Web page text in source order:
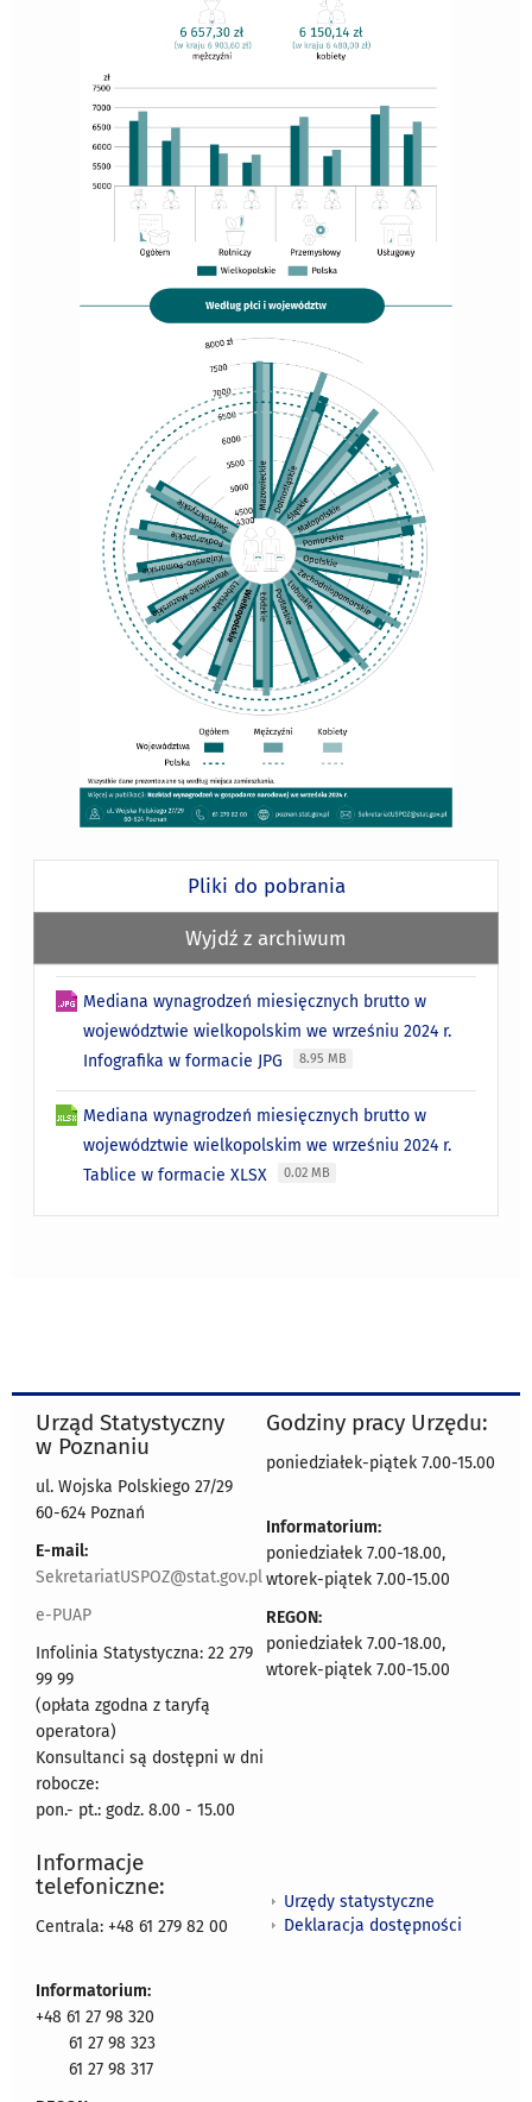
Pliki do pobrania
Wyjdź z archiwum
Mediana wynagrodzeń miesięcznych brutto w
województwie wielkopolskim we wrześniu 2024 r.
Infografika w formacie JPG
8.95 MB
Mediana wynagrodzeń miesięcznych brutto w
województwie wielkopolskim we wrześniu 2024 r.
Tablice w formacie XLSX
0.02 MB
Urząd Statystyczny
w Poznaniu
ul. Wojska Polskiego 27/29
60-624 Poznań
E-mail:
SekretariatUSPOZ@stat.gov.pl
e-PUAP
Infolinia Statystyczna: 22 279
99 99
(opłata zgodna z taryfą
operatora)
Konsultanci są dostępni w dni
robocze:
pon.- pt.: godz. 8.00 - 15.00
Godziny pracy Urzędu:
poniedziałek-piątek 7.00-15.00
Informatorium:
poniedziałek 7.00-18.00,
wtorek-piątek 7.00-15.00
REGON:
poniedziałek 7.00-18.00,
wtorek-piątek 7.00-15.00
Informacje
telefoniczne:
Centrala: +48 61 279 82 00
Informatorium:
+48 61 27 98 320
61 27 98 323
61 27 98 317
Urzędy statystyczne
Deklaracja dostępności